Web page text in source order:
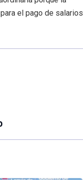
el pago de salarios